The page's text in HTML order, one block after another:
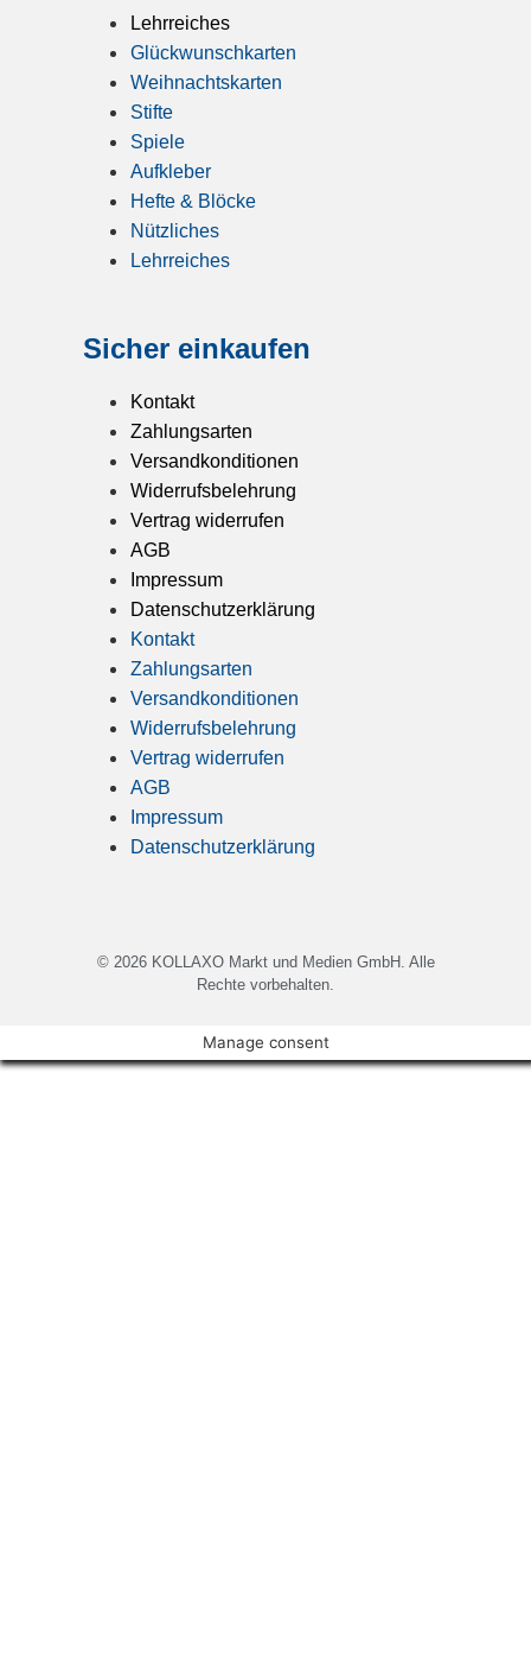
Lehrreiches
Glückwunschkarten
Weihnachtskarten
Stifte
Spiele
Aufkleber
Hefte & Blöcke
Nützliches
Lehrreiches
Sicher einkaufen
Kontakt
Zahlungsarten
Versandkonditionen
Widerrufsbelehrung
Vertrag widerrufen
AGB
Impressum
Datenschutzerklärung
Kontakt
Zahlungsarten
Versandkonditionen
Widerrufsbelehrung
Vertrag widerrufen
AGB
Impressum
Datenschutzerklärung
© 2026 KOLLAXO Markt und Medien GmbH . Alle
Rechte vorbehalten.
Manage consent